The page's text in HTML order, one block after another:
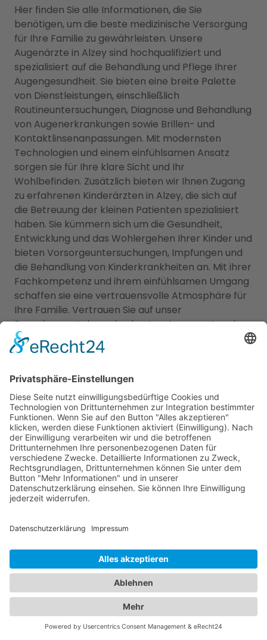
Hier finden Sie alle Informationen, die Sie
benötigen, um die beste medizinische Versorgung
für Ihre Familie zu gewährleisten. Unsere
Augenärzte in Alzey sind hochqualifiziert und
spezialisiert auf die Behandlung und Pflege Ihrer
Augengesundheit. Sie bieten eine breite Palette
von Dienstleistungen, einschließlich
Routineuntersuchungen, Diagnose und Behandlung
von Augenerkrankungen sowie Brillen- und
Kontaktlinsenanpassungen. Mit modernsten
Technologien und einem einfühlsamen Ansatz
sorgen sie für Ihre klare Sicht und Ihr
Wohlbefinden. Zusätzlich bieten wir Ihnen Zugang
zu erfahrenen Kinderärzten in Alzey, die sich auf
die Betreuung der kleinen Patienten spezialisiert
haben. Sie kümmern sich um die Gesundheit,
Entwicklung und das Wohlergehen Ihrer Kinder und
bieten Vorsorgeuntersuchungen, Impfungen und
die Behandlung von Kinderkrankheiten an. Mit ihrer
Fachkompetenz und ihrem einfühlsamen Umgang
schaffen sie eine vertrauensvolle Atmosphäre für
Ihre Familie. Vertrauen Sie auf unser
Branchenportal, um den besten Augenarzt und
Kinderarzt Alzeyzu finden. Sorgen Sie dafür, dass
die Gesundheit Ihrer Augen und die Ihrer Familie in
Jetzt Augenarzt finden!
Das ist nah!
Branchenbuch
Kontakt & Hilfe
Für Unternehmen
Unternehmen hinzufügen
Anzeigenschaltung